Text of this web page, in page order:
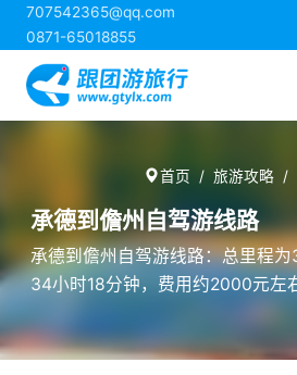
707542365@qq.com
0871-65018855
首页 旅游攻略
承德到儋州自驾游线路
承德到儋州自驾游线路：总里程
34小时18分钟，费用约2000元左